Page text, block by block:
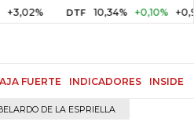
DTF 10,34% +0,10% +0,98%
FUERTE INDICADORES INSIDE
DE LA ESPRIELLA